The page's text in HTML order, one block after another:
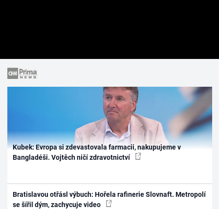
Kubek: Evropa si zdevastovala farmacii, nakupujeme v
Bangladéši. Vojtěch ničí zdravotnictví
Bratislavou otřásl výbuch: Hořela rafinerie Slovnaft. Metropolí
se šířil dým, zachycuje video